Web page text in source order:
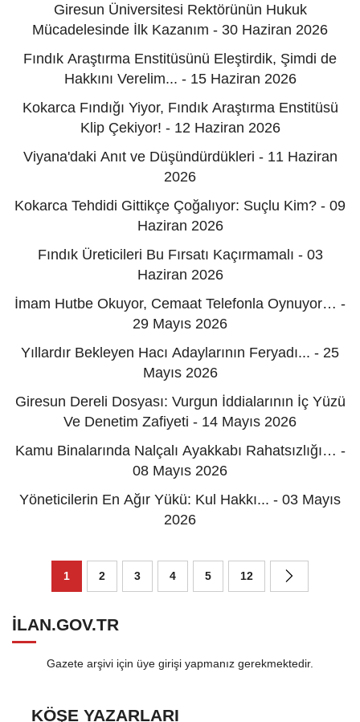
Giresun Üniversitesi Rektörünün Hukuk
Mücadelesinde İlk Kazanım - 30 Haziran 2026
Fındık Araştırma Enstitüsünü Eleştirdik, Şimdi de
Hakkını Verelim... - 15 Haziran 2026
Kokarca Fındığı Yiyor, Fındık Araştırma Enstitüsü
Klip Çekiyor! - 12 Haziran 2026
Viyana'daki Anıt ve Düşündürdükleri - 11 Haziran
2026
Kokarca Tehdidi Gittikçe Çoğalıyor: Suçlu Kim? - 09
Haziran 2026
Fındık Üreticileri Bu Fırsatı Kaçırmamalı - 03
Haziran 2026
İmam Hutbe Okuyor, Cemaat Telefonla Oynuyor… -
29 Mayıs 2026
Yıllardır Bekleyen Hacı Adaylarının Feryadı... - 25
Mayıs 2026
Giresun Dereli Dosyası: Vurgun İddialarının İç Yüzü
Ve Denetim Zafiyeti - 14 Mayıs 2026
Kamu Binalarında Nalçalı Ayakkabı Rahatsızlığı… -
08 Mayıs 2026
Yöneticilerin En Ağır Yükü: Kul Hakkı... - 03 Mayıs
2026
1 2 3 4 5 12
ILAN.GOV.TR
Gazete arşivi için üye girişi yapmanız gerekmektedir.
KÖŞE YAZARLARI